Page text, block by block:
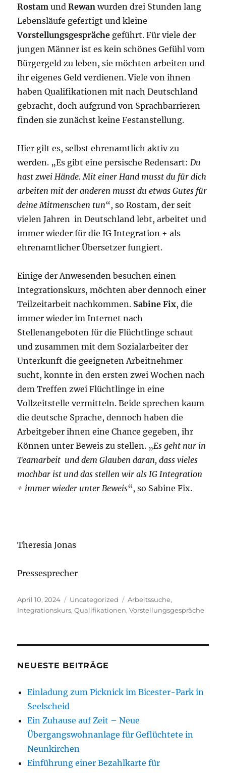
Rostam undRewan wurden drei Stunden lang
Lebensläufe gefertigt und kleine
Vorstellungsgespräche geführt. Für viele der
jungen Männer ist es kein schönes Gefühl vom
Bürgergeld zu leben, sie möchten arbeiten und
ihr eigenes Geld verdienen. Viele von ihnen
haben Qualifikationen mit nach Deutschland
gebracht, doch aufgrund von Sprachbarrieren
finden sie zunächst keine Festanstellung.
Hier gilt es, selbst ehrenamtlich aktiv zu
werden. „Es gibt eine persische Redensart: Du
hast zwei Hände. Mit einer Hand musst du für dich
arbeiten mit der anderen musst du etwas Gutes für
deine Mitmenschen tun“, so Rostam, der seit
vielen Jahren in Deutschland lebt, arbeitet und
immer wieder für die IG Integration + als
ehrenamtlicher Übersetzer fungiert.
Einige der Anwesenden besuchen einen
Integrationskurs, möchten aber dennoch einer
Teilzeitarbeit nachkommen. Sabine Fix, die
immer wieder im Internet nach
Stellenangeboten für die Flüchtlinge schaut
und zusammen mit dem Sozialarbeiter der
Unterkunft die geeigneten Arbeitnehmer
sucht, konnte in den ersten zwei Wochen nach
dem Treffen zwei Flüchtlinge in eine
Vollzeitstelle vermitteln. Beide sprechen kaum
die deutsche Sprache, dennoch haben die
Arbeitgeber ihnen eine Chance gegeben, ihr
Können unter Beweis zu stellen. „Es geht nur in
Teamarbeit und dem Glauben daran, dass vieles
machbar ist und das stellen wir als IG Integration
+ immer wieder unter Beweis“, so Sabine Fix.
Theresia Jonas
Pressesprecher
Veröffentlicht
am
April 10, 2024 Kategorien
Uncategorized Schlagwörter
Arbeitssuche,
Integrationskurs,Qualifikationen,Vorstellungsgespräche
NEUESTE BEITRÄGE
Einladung zum Picknick im Bicester-Park in
Seelscheid
Ein Zuhause auf Zeit – Neue
Übergangswohnanlage für Geflüchtete in
Neunkirchen
Einführung einer Bezahlkarte für